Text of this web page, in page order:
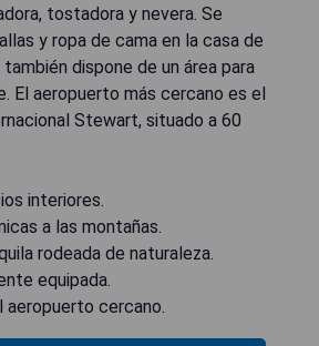
tostadora y nevera. Se
y ropa de cama en la casa de
dispone de un área para
El aeropuerto más cercano es el
Stewart, situado a 60
interiores.
a las montañas.
rodeada de naturaleza.
equipada.
cercano.